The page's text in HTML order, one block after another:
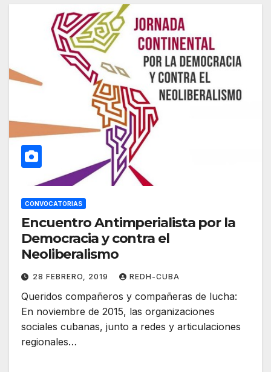
CONVOCATORIAS
Encuentro Antimperialista por la
Democracia y contra el
Neoliberalismo
28 FEBRERO, 2019 REDH-CUBA
Queridos compañeros y compañeras de lucha:
En noviembre de 2015, las organizaciones
sociales cubanas, junto a redes y articulaciones
regionales…